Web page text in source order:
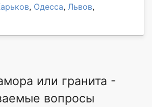
, Одесса, Львов,
или гранита -
вопросы